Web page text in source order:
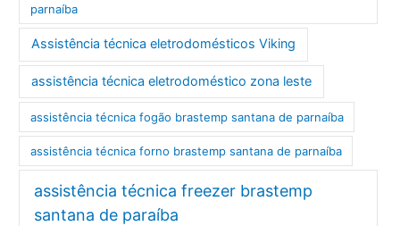
parnaíba
Assistência técnica eletrodomésticos Viking
assistência técnica eletrodoméstico zona leste
assistência técnica fogão brastemp santana de parnaíba
assistência técnica forno brastemp santana de parnaíba
assistência técnica freezer brastemp
santana de paraíba